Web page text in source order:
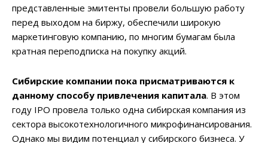
представленные эмитенты провели большую работу
перед выходом на биржу, обеспечили широкую
маркетинговую компанию, по многим бумагам была
кратная переподписка на покупку акций.
Сибирские компании пока присматриваются к
данному способу привлечения капитала. В этом
году IPO провела только одна сибирская компания из
сектора высокотехнологичного микрофинансирования.
Однако мы видим потенциал у сибирского бизнеса. У